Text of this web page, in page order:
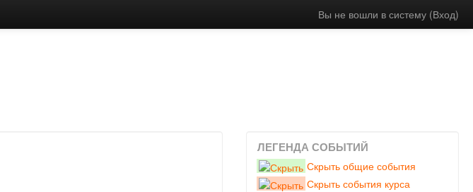
Вы не вошли в систему (Вход)
ЛЕГЕНДА СОБЫТИЙ
Скрыть общие события
Скрыть события курса